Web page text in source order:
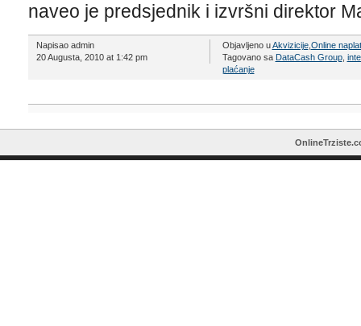
naveo je predsjednik i izvršni direktor
Napisao admin
20 Augusta, 2010 at 1:42 pm
Objavljeno uAkvizicije, Online
Tagovano sa DataCash Group,
plaćanje